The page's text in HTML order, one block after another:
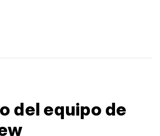
del equipo de